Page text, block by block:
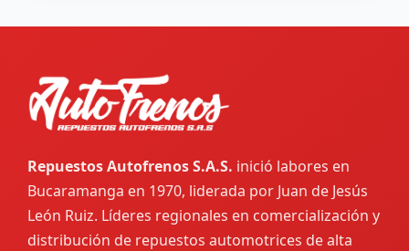
Repuestos Autofrenos S.A.S. inició labores en
Bucaramanga en 1970, liderada por Juan de Jesús
León Ruiz. Líderes regionales en comercialización y
distribución de repuestos automotrices de alta